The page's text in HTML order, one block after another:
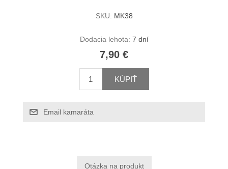
SKU: MK38
Dodacia lehota: 7 dní
7,90 €
KÚPIŤ
Email kamaráta